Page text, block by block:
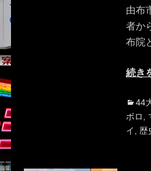
由布
者か
布院
続き
44
ボロ
イ
歴